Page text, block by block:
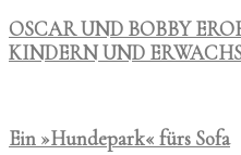
OSCAR UND BOBBY
KINDERN UND
Ein »Hundepark« fürs Sofa